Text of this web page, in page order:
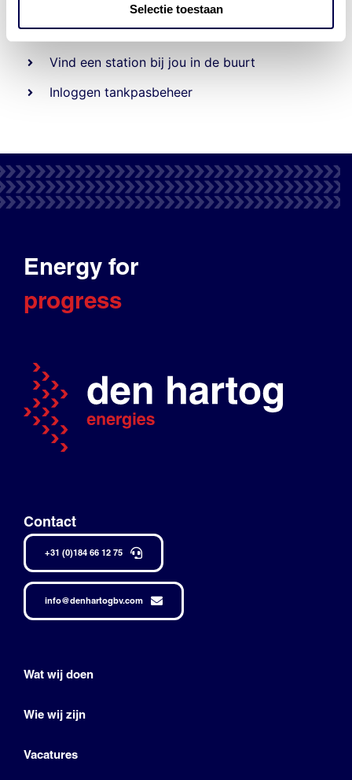
Selectie toestaan
Den Hartog tank- en laadpas
Vind een station bij jou in de buurt
Inloggen tankpasbeheer
Energy for
progress
Contact
+31 (0)184 66 12 75
info@denhartogbv.com
Wat wij doen
Wie wij zijn
Vacatures